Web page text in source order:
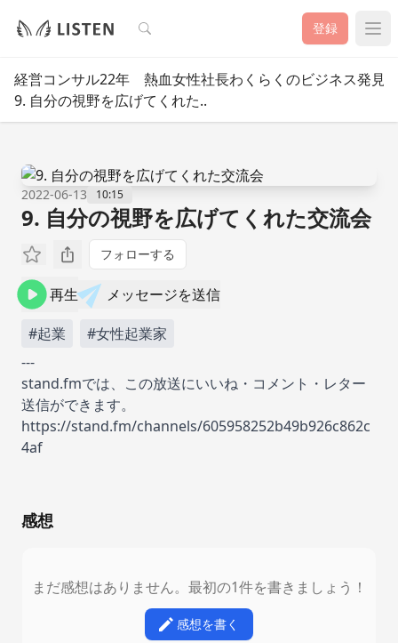
検索 登録
経営コンサル22年 熱血女性社長わくらくのビジネス発見
9. 自分の視野を広げてくれた..
2022-06-13 10:15
9. 自分の視野を広げてくれた交流会
フォローする
再生
メッセージを送信
#起業
#女性起業家
---
stand.fmでは、この放送にいいね・コメント・レター
送信ができます。
https://stand.fm/channels/605958252b49b926c862c
4af
感想
まだ感想はありません。最初の1件を書きましょう！
感想を書く